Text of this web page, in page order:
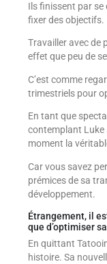
Ils finissent par
fixer des objectifs.
Travailler avec de
effet que peu de
C’est comme
trimestriels pour
En tant que
contemplant Luke
moment la
Car vous savez
prémices de sa
développement.
Étrangement, il
que d’optimiser
En quittant
histoire. Sa